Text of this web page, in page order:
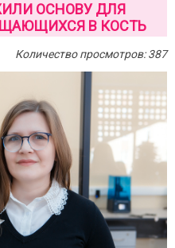
ОСНОВУ ДЛЯ
В КОСТЬ
Количество просмотров: 387